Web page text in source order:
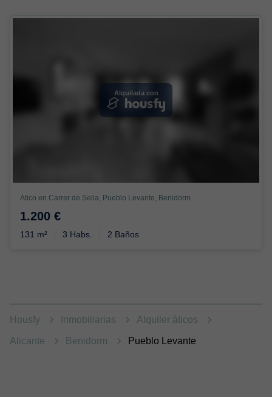
Alquilada con
Ático en Carrer de Sella, Pueblo Levante, Benidorm
1.200 €
131 m² 3 Habs. 2 Baños
Housfy Inmobiliarias Alquiler áticos
Alicante Benidorm Pueblo Levante